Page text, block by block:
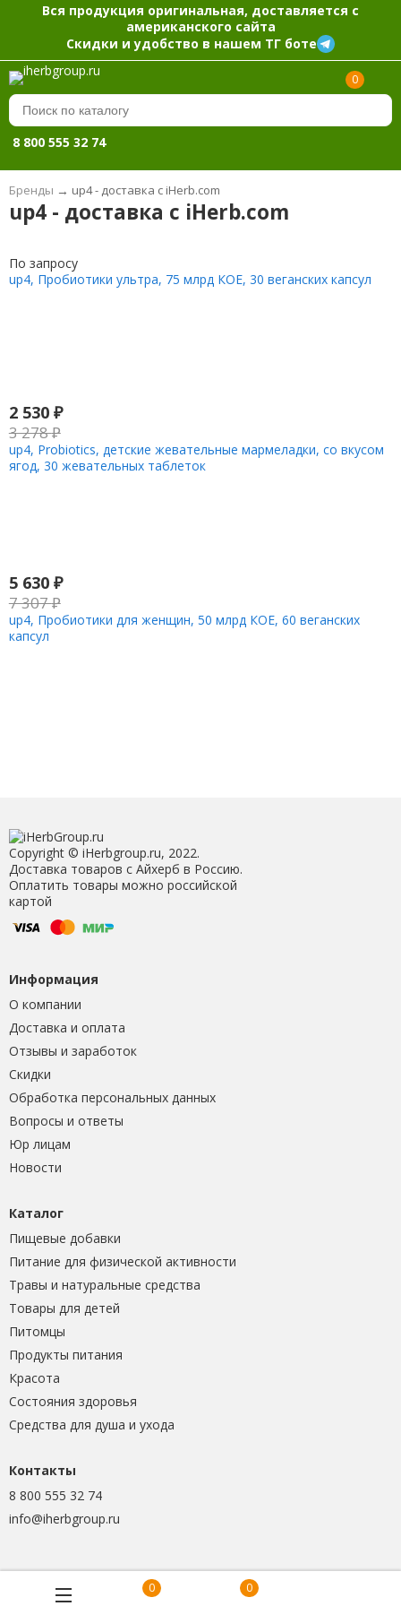
Вся продукция оригинальная, доставляется с
американского сайта
Скидки и удобство в нашем ТГ боте
0
8 800 555 32 74
Бренды → up4 - доставка с iHerb.com
up4 - доставка с iHerb.com
По запросу
up4, Пробиотики ультра, 75 млрд КОЕ, 30 веганских капсул
2 530 ₽
3 278₽
up4, Probiotics, детские жевательные мармеладки, со вкусом
ягод, 30 жевательных таблеток
5 630 ₽
7 307₽
up4, Пробиотики для женщин, 50 млрд КОЕ, 60 веганских
капсул
Copyright © iHerbgroup.ru, 2022.
Доставка товаров с Айхерб в Россию.
Оплатить товары можно российской
картой
Информация
О компании
Доставка и оплата
Отзывы и заработок
Скидки
Обработка персональных данных
Вопросы и ответы
Юр лицам
Новости
Каталог
Пищевые добавки
Питание для физической активности
Травы и натуральные средства
Товары для детей
Питомцы
Продукты питания
Красота
Состояния здоровья
Средства для душа и ухода
Контакты
8 800 555 32 74
info@iherbgroup.ru
0 0